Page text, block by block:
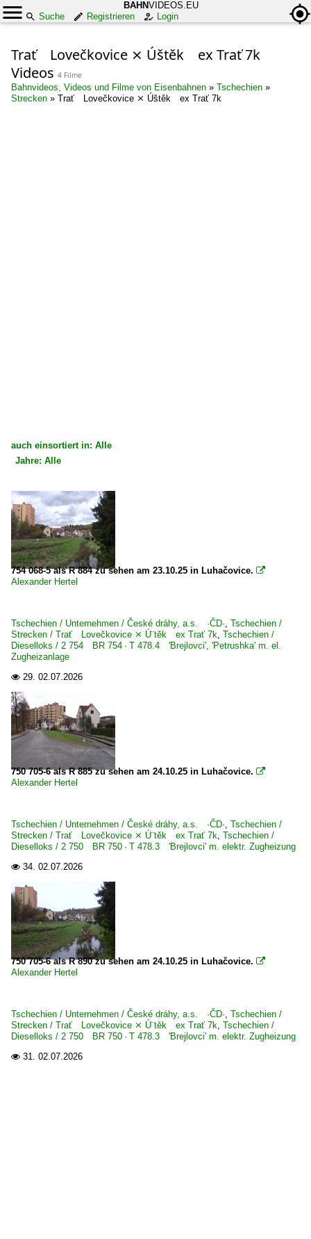
BAHNVIDEOS.EU
Suche
Registrieren Login
Trať Lovečkovice ⨯ Úštěk ex Trať 7k
Videos 4 Filme
Bahnvideos, Videos und Filme von Eisenbahnen » Tschechien »
Strecken » Trať Lovečkovice ⨯ Úštěk ex Trať 7k
auch einsortiert in: Alle
Tschechien
Dieselloks
2 750 BR 750 · T 478.3 'Brejlovci' m. elektr. Zugheizung
2 754 BR 754 · T 478.4 'Brejlovci', 'Petrushka' m. el.
České dráhy, a.s. ·ČD·
Jahre: Alle
Alle Jahre
2020
2025
754 068-5 als R 884 zu sehen am 23.10.25 in Luhačovice. 
Alexander Hertel
Tschechien / Unternehmen / České dráhy, a.s. ·ČD·, Tschechien /
Strecken / Trať Lovečkovice ⨯ Ú¨těk ex Trať 7k, Tschechien /
Dieselloks / 2 754 BR 754 · T 478.4 'Brejlovci', 'Petrushka' m. el.
Zugheizanlage
 29. 02.07.2026
750 705-6 als R 885 zu sehen am 24.10.25 in Luhačovice. 
Alexander Hertel
Tschechien / Unternehmen / České dráhy, a.s. ·ČD·, Tschechien /
Strecken / Trať Lovečkovice ⨯ Ú¨těk ex Trať 7k, Tschechien /
Dieselloks / 2 750 BR 750 · T 478.3 'Brejlovci' m. elektr. Zugheizung
 34. 02.07.2026
750 705-6 als R 890 zu sehen am 24.10.25 in Luhačovice. 
Alexander Hertel
Tschechien / Unternehmen / České dráhy, a.s. ·ČD·, Tschechien /
Strecken / Trať Lovečkovice ⨯ Ú¨těk ex Trať 7k, Tschechien /
Dieselloks / 2 750 BR 750 · T 478.3 'Brejlovci' m. elektr. Zugheizung
 31. 02.07.2026